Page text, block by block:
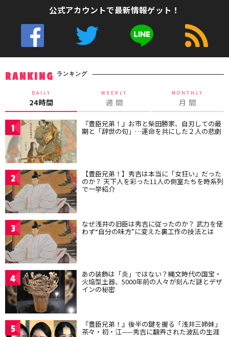
公式アカウントで最新情報ゲット！
RANKING ランキング
DAILY
24時間
WEEKLY
週 間
MONTHLY
月 間
1 『豊臣兄弟！』お市と柴田勝家、自刃しての最
期と「辞世の句」…運命を共にした２人の悲劇
2 【豊臣兄弟！】秀吉は本当に「女狂い」だった
のか？ 天下人を彩った11人の側室たちを時系列
で一挙紹介
3 なぜ浅井の旧臣は秀吉に従ったのか？ 武力を使
わず“自分の味方”に変えた裏工作の技法とは
4 あの装飾は「炎」ではない？縄文時代の国宝・
火焔型土器、5000年前の人々が刻んだ謎とデザ
インの秘密
5 『豊臣兄弟！』後半の鍵を握る「浅井三姉妹」
茶々・初・江——秀吉に翻弄された波乱の生涯